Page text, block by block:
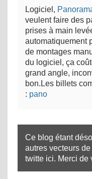
Logiciel,
veulent faire des
prises à main
automatiquement
de montages
du logiciel, ça
grand angle,
bon.Les billets
: pano
Ce blog étant
autres vecteurs
twitte ici. Merci de